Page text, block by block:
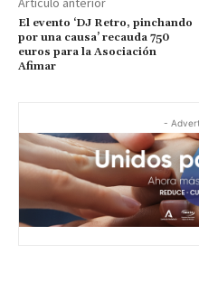
El evento ‘DJ Retro, pinchando
por una causa’ recauda 750
euros para la Asociación
Afimar
-